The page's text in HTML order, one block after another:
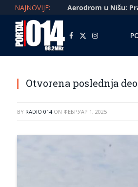
NAJNOVIJE:
Facebook
X
Instagram
Otvorena poslednja
BY RADIO 014 ON ФЕБРУАР 1, 2025